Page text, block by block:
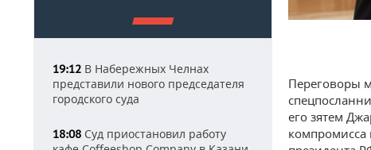
19:12 В Набережных Челнах
представили нового председателя
городского суда
18:08 Суд приостановил работу
Переговоры
его зятем